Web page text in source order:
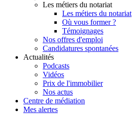
Les métiers du notariat
Les métiers du notariat
Où vous former ?
Témoignages
Nos offres d'emploi
Candidatures spontanées
Actualités
Podcasts
Vidéos
Prix de l'immobilier
Nos actus
Centre de médiation
Mes alertes